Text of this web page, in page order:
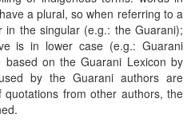
a plural, so when referring to a
the singular (e.g.: the Guarani);
is in lower case (e.g.: Guarani
on the Guarani Lexicon by
by the Guarani authors are
from other authors, the